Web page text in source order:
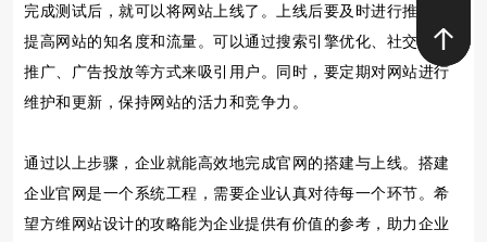
完成测试后，就可以将网站上线了。上线后要及时进行推广，
提高网站的知名度和流量。可以通过搜索引擎优化、社交媒体
推广、广告投放等方式来吸引用户。同时，要定期对网站进行
维护和更新，保持网站的活力和竞争力。
通过以上步骤，企业就能高效地完成官网的搭建与上线。搭建
企业官网是一个系统工程，需要企业认真对待每一个环节。希
望方维网站设计的攻略能为企业提供有价值的参考，助力企业